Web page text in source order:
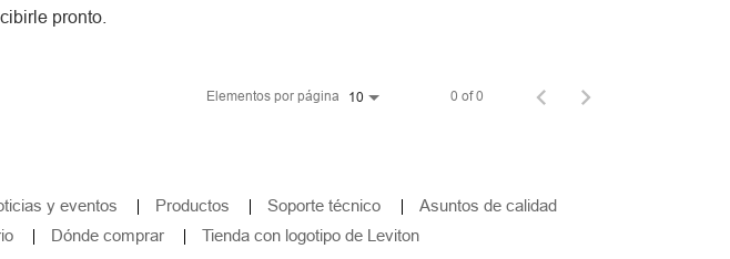
pronto.
Elementos por página 10 0 of 0
y eventos Productos Soporte técnico
Asuntos de calidad
Dónde comprar Tienda con logotipo de Leviton